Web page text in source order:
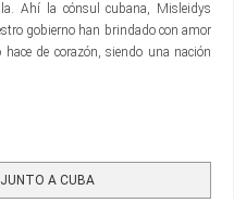
Ahí la cónsul cubana, Misleidys
gobierno han brindado con amor
de corazón, siendo una nación
A CUBA